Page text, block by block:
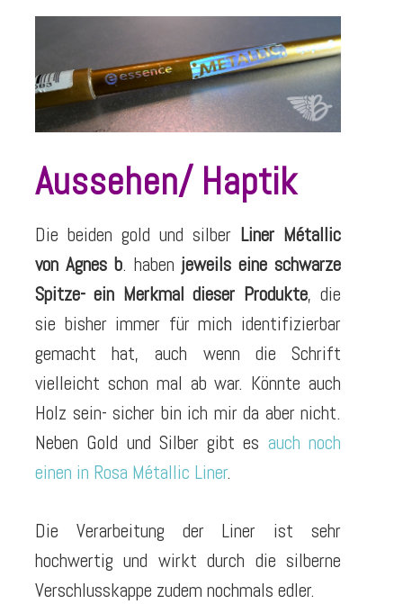
Aussehen/ Haptik
Die beiden gold und silber Liner Métallic
von Agnes b. haben jeweils eine schwarze
Spitze- ein Merkmal dieser Produkte, die
sie bisher immer für mich identifizierbar
gemacht hat, auch wenn die Schrift
vielleicht schon mal ab war. Könnte auch
Holz sein- sicher bin ich mir da aber nicht.
Neben Gold und Silber gibt es auch noch
einen in Rosa Métallic Liner.
Die Verarbeitung der Liner ist sehr
hochwertig und wirkt durch die silberne
Verschlusskappe zudem nochmals edler.